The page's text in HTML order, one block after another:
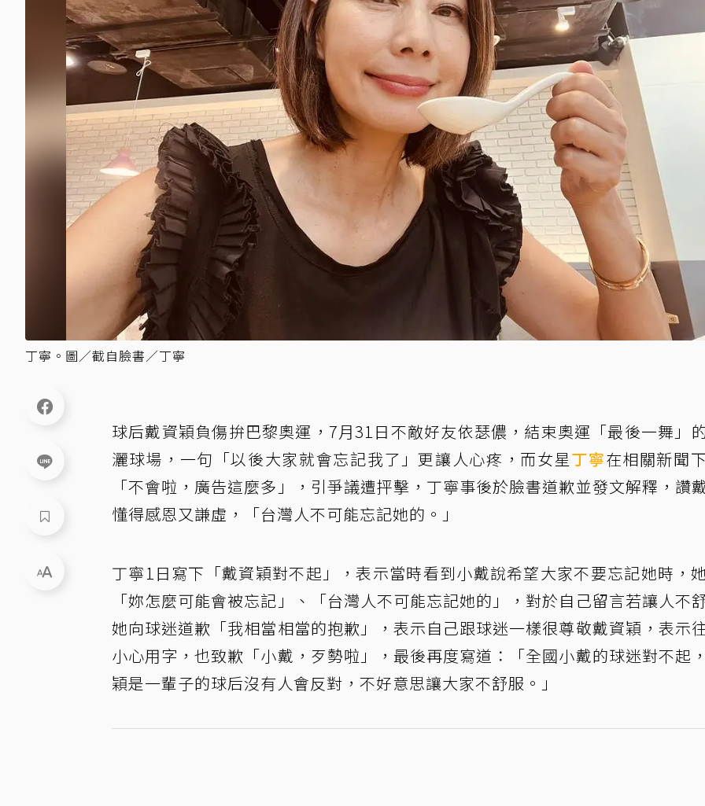
丁寧。圖／截自臉書／丁寧
球后戴資穎負傷拚巴黎奧運，7月31日不敵好友依瑟儂，結束奧運「最後一舞」
灑球場，一句「以後大家就會忘記我了」更讓人心疼，而女星丁寧在相關新聞
「不會啦，廣告這麼多」，引爭議遭抨擊，丁寧事後於臉書道歉並發文解釋，讚
懂得感恩又謙虛，「台灣人不可能忘記她的。」
丁寧1日寫下「戴資穎對不起」，表示當時看到小戴說希望大家不要忘記她時，
「妳怎麼可能會被忘記」、「台灣人不可能忘記她的」，對於自己留言若讓人不
她向球迷道歉「我相當相當的抱歉」，表示自己跟球迷一樣很尊敬戴資穎，表示
小心用字，也致歉「小戴，歹勢啦」，最後再度寫道：「全國小戴的球迷對不起
穎是一輩子的球后沒有人會反對，不好意思讓大家不舒服。」